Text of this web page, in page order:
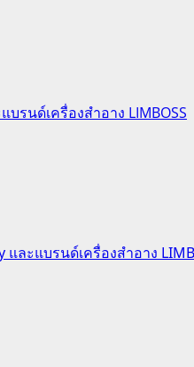
รนด์เครื่องสำอาง LIMBOSS
ละแบรนด์เครื่องสำอาง